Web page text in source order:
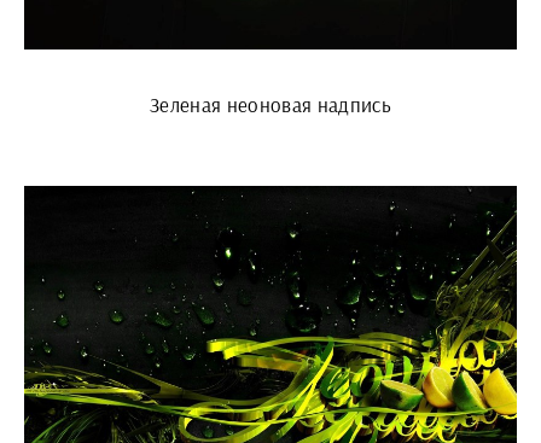
Зеленая неоновая надпись